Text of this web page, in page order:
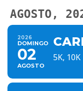
AGOSTO,
2026
DOMINGO
02
AGOSTO
5K, 10K